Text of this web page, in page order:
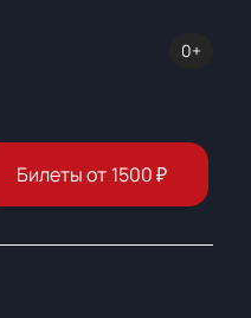
0+
Билеты от 1500₽